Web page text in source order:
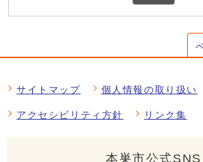
サイトマップ 個人情報の取り扱い
アクセシビリティ方針 リンク集
本巣市公式SNS